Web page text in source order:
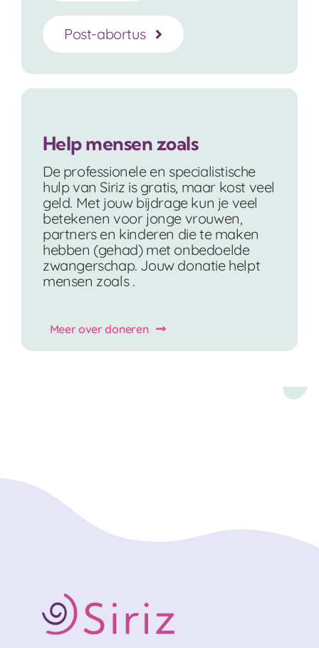
Post-abortus
Help mensen zoals
De professionele en specialistische
hulp van Siriz is gratis, maar kost veel
geld. Met jouw bijdrage kun je veel
betekenen voor jonge vrouwen,
partners en kinderen die te maken
hebben (gehad) met onbedoelde
zwangerschap. Jouw donatie helpt
mensen zoals .
Meer over doneren